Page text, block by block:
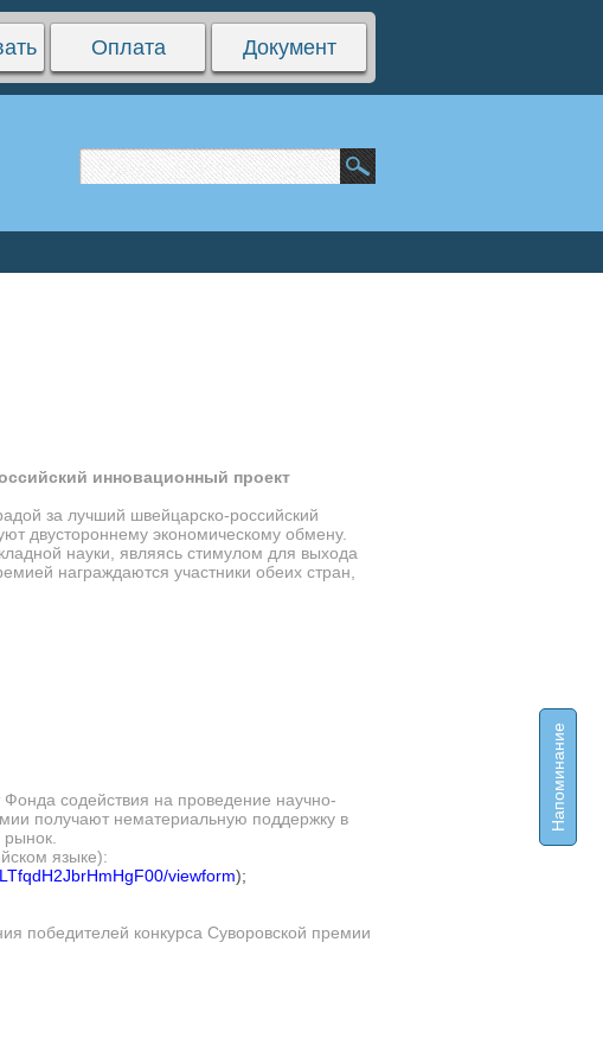
Оплата Документ
Напоминание
инновационный проект
за лучший швейцарско-российский
двустороннему экономическому обмену.
науки, являясь стимулом для выхода
награждаются участники обеих стран,
содействия на проведение научно-
получают нематериальную поддержку в
языке):
viewform);
победителей конкурса Суворовской премии